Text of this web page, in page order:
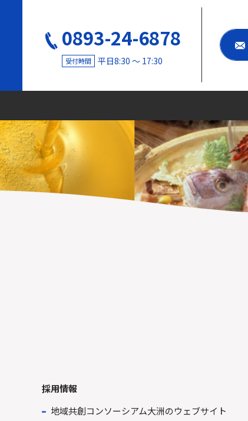
0893-24-6878
受付時間 平日8:30 〜 17:30
採用情報
地域共創コンソーシアム大洲のウェブサイト